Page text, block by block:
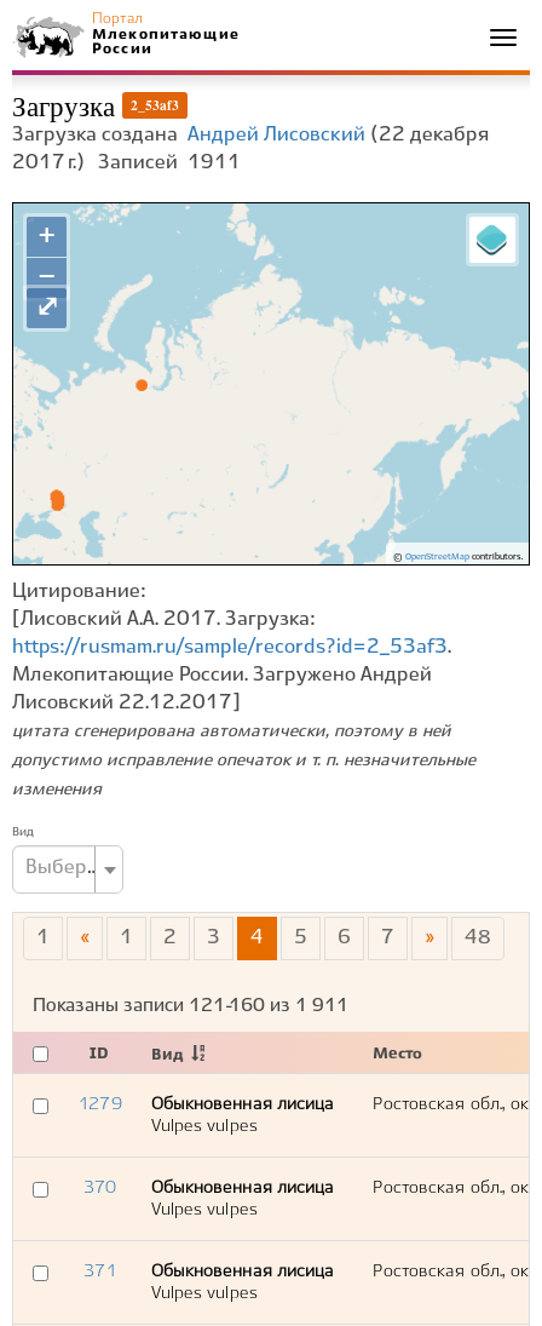
Портал
Млекопитающие
России
Загрузка 2_53af3
Загрузка создана Андрей Лисовский (22 декабря
2017 г.) Записей 1911
+
−
© OpenStreetMapcontributors.
⤢
Цитирование:
[Лисовский А.А. 2017. Загрузка:
https://rusmam.ru/sample/records?id=2_53af3.
Млекопитающие России. Загружено Андрей
Лисовский 22.12.2017]
цитата сгенерирована автоматически, поэтому в ней
допустимо исправление опечаток и т. п. незначительные
изменения
Вид
Выберите вид...
1 « 1 2 3 4 5 6 7 » 48
Показаны записи 121-160 из 1 911
ID Вид Место
1279
Обыкновенная лисица
Vulpes vulpes
Ростовская обл.,
370
Обыкновенная лисица
Vulpes vulpes
Ростовская обл.,
371
Обыкновенная лисица
Vulpes vulpes
Ростовская обл.,